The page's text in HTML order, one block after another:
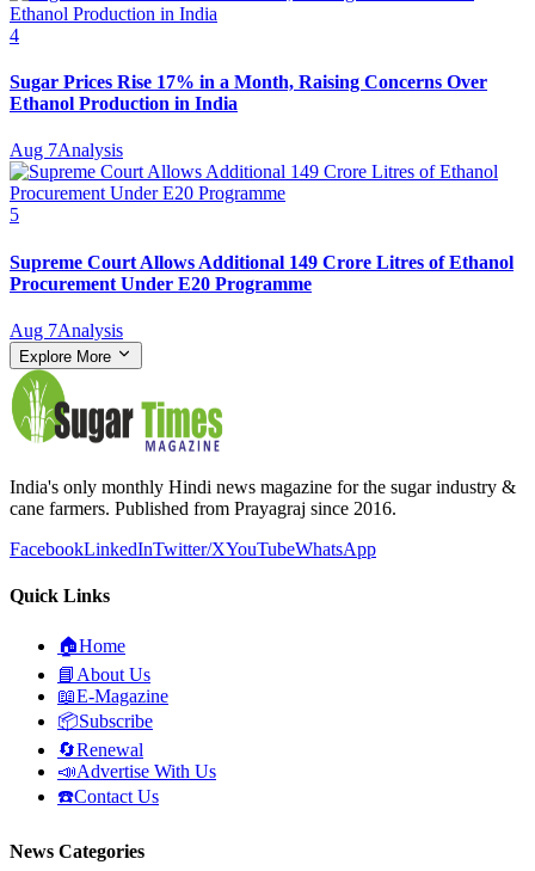
4
Sugar Prices Rise 17% in a Month, Raising Concerns Over
Ethanol Production in India
Aug 7Analysis
5
Supreme Court Allows Additional 149 Crore Litres of Ethanol
Procurement Under E20 Programme
Aug 7Analysis
Explore More
India's only monthly Hindi news magazine for the sugar industry &
cane farmers. Published from Prayagraj since 2016.
FacebookLinkedInTwitter/XYouTubeWhatsApp
Quick Links
🏠Home
📘About Us
📖E-Magazine
📦Subscribe
🔄Renewal
📣Advertise With Us
☎️Contact Us
News Categories